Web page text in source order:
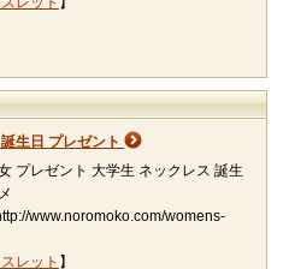
生日 プレゼント
プレゼント 大学生 ネックレス 誕生
www.noromoko.com/womens-
レット 】